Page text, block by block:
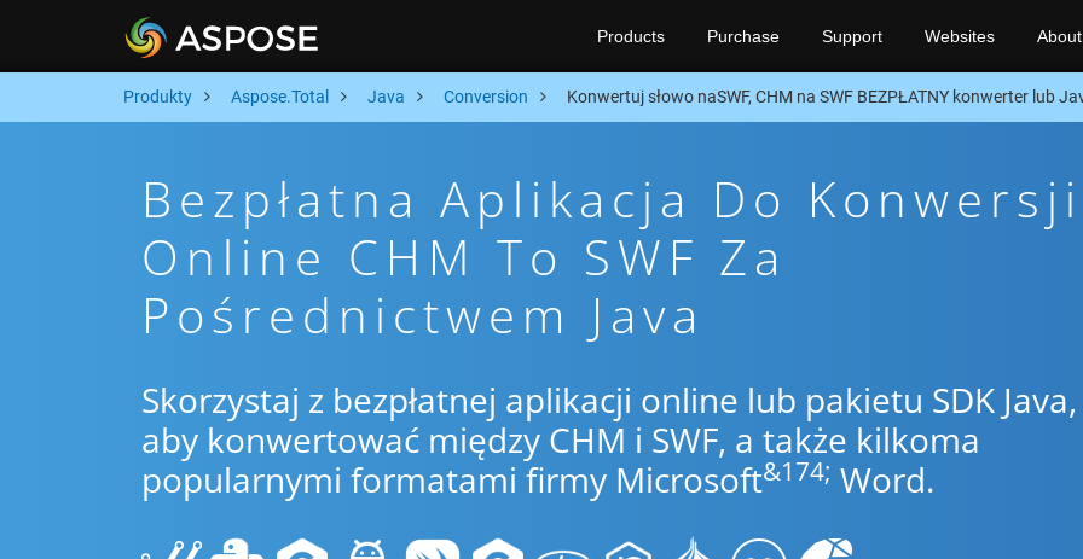
Products Purchase Support Websites About
Produkty Aspose.Total Java Conversion Konwertuj słowo naSWF, CHM na SWF BEZPŁATNY konwerter lub
Bezpłatna Aplikacja Do Konwersji
Online CHM To SWF Za
Pośrednictwem Java
Skorzystaj z bezpłatnej aplikacji online lub pakietu SDK Java,
aby konwertować między CHM i SWF, a także kilkoma
popularnymi formatami firmy Microsoft&174; Word.